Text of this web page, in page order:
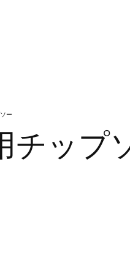
ー
チップ